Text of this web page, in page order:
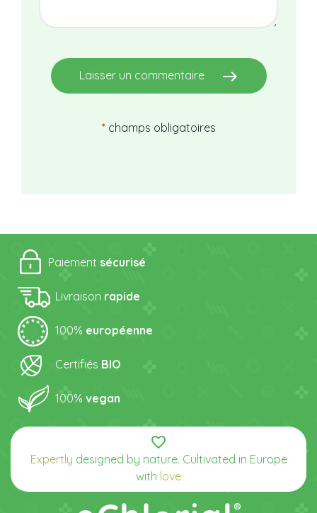
Laisser un commentaire east
* champs obligatoires
Paiement sécurisé
Livraison rapide
100% européenne
Certifiés BIO
100% vegan
favorite_border
Expertly designed by nature. Cultivated in Europe
with love